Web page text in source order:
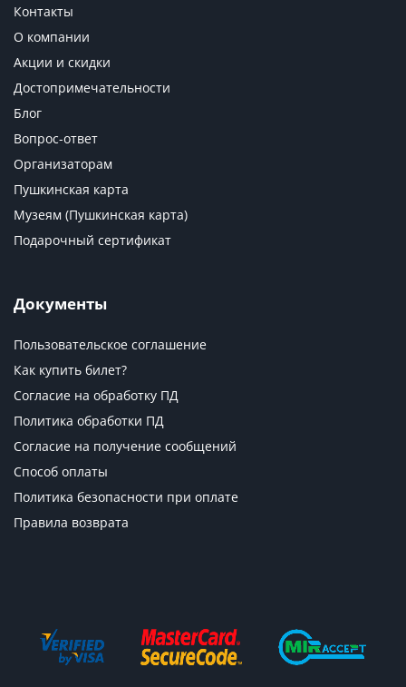
Контакты
О компании
Акции и скидки
Достопримечательности
Блог
Вопрос-ответ
Организаторам
Пушкинская карта
Музеям (Пушкинская карта)
Подарочный сертификат
Документы
Пользовательское соглашение
Как купить билет?
Согласие на обработку ПД
Политика обработки ПД
Согласие на получение сообщений
Способ оплаты
Политика безопасности при оплате
Правила возврата